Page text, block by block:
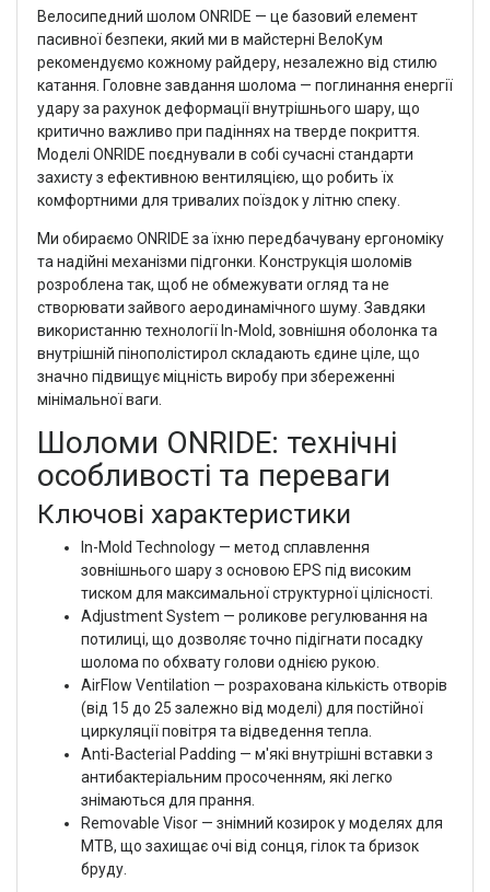
Велосипедний шолом ONRIDE — це базовий елемент
пасивної безпеки, який ми в майстерні ВелоКум
рекомендуємо кожному райдеру, незалежно від стилю
катання. Головне завдання шолома — поглинання енергії
удару за рахунок деформації внутрішнього шару, що
критично важливо при падіннях на тверде покриття.
Моделі ONRIDE поєднували в собі сучасні стандарти
захисту з ефективною вентиляцією, що робить їх
комфортними для тривалих поїздок у літню спеку.
Ми обираємо ONRIDE за їхню передбачувану ергономіку
та надійні механізми підгонки. Конструкція шоломів
розроблена так, щоб не обмежувати огляд та не
створювати зайвого аеродинамічного шуму. Завдяки
використанню технології In-Mold, зовнішня оболонка та
внутрішній пінополістирол складають єдине ціле, що
значно підвищує міцність виробу при збереженні
мінімальної ваги.
Шоломи ONRIDE: технічні
особливості та переваги
Ключові характеристики
In-Mold Technology — метод сплавлення
зовнішнього шару з основою EPS під високим
тиском для максимальної структурної цілісності.
Adjustment System — роликове регулювання на
потилиці, що дозволяє точно підігнати посадку
шолома по обхвату голови однією рукою.
AirFlow Ventilation — розрахована кількість отворів
(від 15 до 25 залежно від моделі) для постійної
циркуляції повітря та відведення тепла.
Anti-Bacterial Padding — м'які внутрішні вставки з
антибактеріальним просоченням, які легко
знімаються для прання.
Removable Visor — знімний козирок у моделях для
MTB, що захищає очі від сонця, гілок та бризок
бруду.